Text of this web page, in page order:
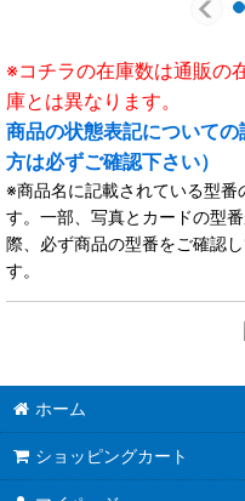
※コチラの在庫数は通販の
庫とは異なります。
商品の状態表記について
方は必ずご確認下さい）
※商品名に記載されている型番
す。一部、写真とカードの型
際、必ず商品の型番をご確認
す。
ホーム
ショッピングカート